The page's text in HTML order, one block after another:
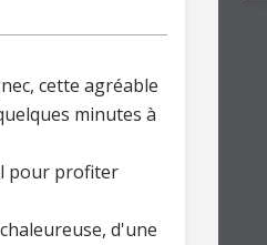
cette agréable
minutes à
pour profiter
d'une